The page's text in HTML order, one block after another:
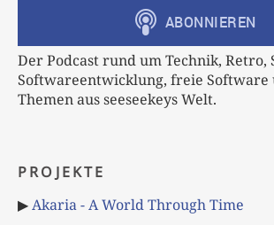
Der Podcast rund um Technik, Retro,
Softwareentwicklung, freie Software
Themen aus seeseekeys Welt.
PROJEKTE
▶Akaria - A World Through Time